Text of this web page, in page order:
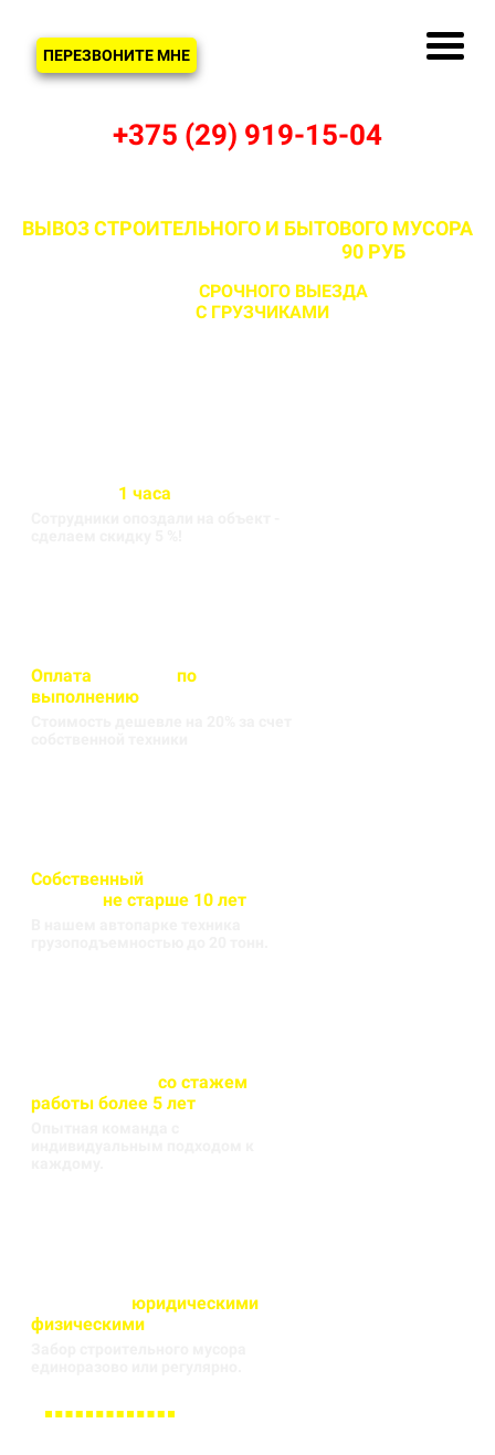
ПЕРЕЗВОНИТЕ МНЕ
+375 (29) 919-15-04
ВЫВОЗ СТРОИТЕЛЬНОГО И БЫТОВОГО МУСОРА
90 РУБ
СРОЧНОГО ВЫЕЗДА
С ГРУЗЧИКАМИИ БЕЗ
1 часа
Оплата
по
выполнению
Собственный
не старше 10 лет
со стажем
работы более 5 лет
юридическими
физическими